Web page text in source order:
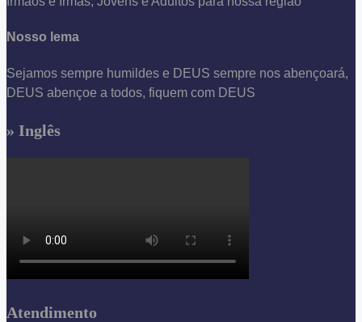
Nosso lema
Sejamos sempre humildes e DEUS sempre nos abençoará,
DEUS abençoe a todos, fiquem com DEUS
» Inglês
Atendimento